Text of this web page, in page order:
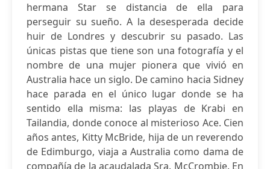
hermana Star se distancia de ella para
perseguir su sueño. A la desesperada decide
huir de Londres y descubrir su pasado. Las
únicas pistas que tiene son una fotografía y el
nombre de una mujer pionera que vivió en
Australia hace un siglo. De camino hacia Sidney
hace parada en el único lugar donde se ha
sentido ella misma: las playas de Krabi en
Tailandia, donde conoce al misterioso Ace. Cien
años antes, Kitty McBride, hija de un reverendo
de Edimburgo, viaja a Australia como dama de
compañía de la acaudalada Sra. McCrombie. En